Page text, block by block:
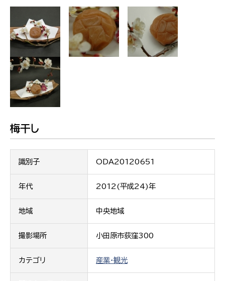
梅干し
識別子 ODA20120651
年代 2012(平成24)年
地域 中央地域
撮影場所 小田原市荻窪300
カテゴリ 産業・観光